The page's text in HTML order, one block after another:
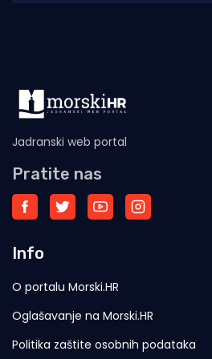
Jadranski web portal
Pratite nas
Info
O portalu Morski.HR
Oglašavanje na Morski.HR
Politika zaštite osobnih podataka